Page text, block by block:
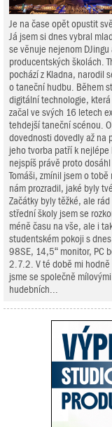
Je na čase opět opustit
Já jsem si dnes vybral
se věnuje nejenom
producentských školách.
pochází z Kladna, narodil
o taneční hudbu. Během
digitální technologie,
začal ve svých 16 letech
tehdejší taneční scénou.
dovednosti dovedly až na
jeho tvorba patří k nejlépe
nejspíš právě proto
Tomáši, zmínil jsem o
nám prozradil, jaké byly
Začátky byly těžké, ale
střední školy jsem se
méně času na vše, ale i
studentském pokoji s
98SE, 14,5“ monitor, PC
2.7.2. V té době mi
jsme se společně
hudebních...